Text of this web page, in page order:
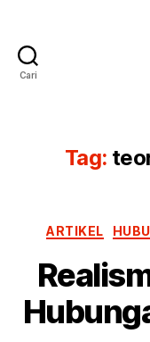
Cari
Tag:
ARTIKEL